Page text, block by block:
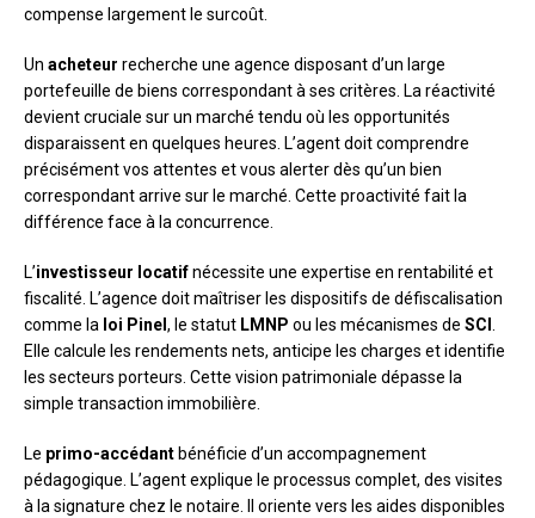
compense largement le surcoût.
Un acheteur recherche une agence disposant d’un large
portefeuille de biens correspondant à ses critères. La réactivité
devient cruciale sur un marché tendu où les opportunités
disparaissent en quelques heures. L’agent doit comprendre
précisément vos attentes et vous alerter dès qu’un bien
correspondant arrive sur le marché. Cette proactivité fait la
différence face à la concurrence.
L’investisseur locatifnécessite une expertise en rentabilité et
fiscalité. L’agence doit maîtriser les dispositifs de défiscalisation
comme la loi Pinel , le statut LMNP ou les mécanismes de SCI
Elle calcule les rendements nets, anticipe les charges et identifie
les secteurs porteurs. Cette vision patrimoniale dépasse la
simple transaction immobilière.
Le primo-accédant bénéficie d’un accompagnement
pédagogique. L’agent explique le processus complet, des visites
à la signature chez le notaire. Il oriente vers les aides disponibles